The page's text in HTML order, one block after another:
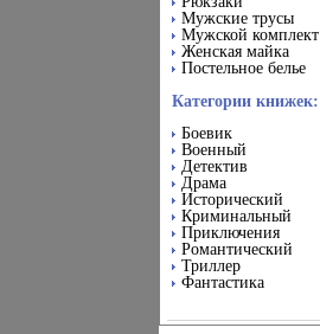
Мужские трусы
Мужской комплект
Женская майка
Постельное белье
Категории книжек:
Боевик
Военный
Детектив
Драма
Исторический
Криминальный
Приключения
Романтический
Триллер
Фантастика